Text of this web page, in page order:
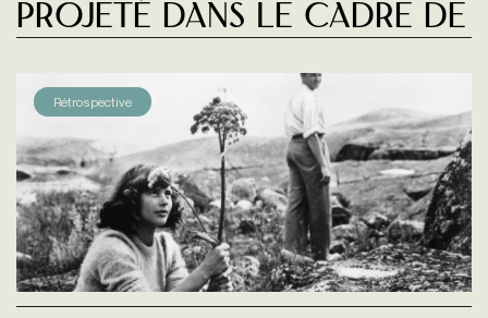
Projeté dans le cadre de
Rétrospective